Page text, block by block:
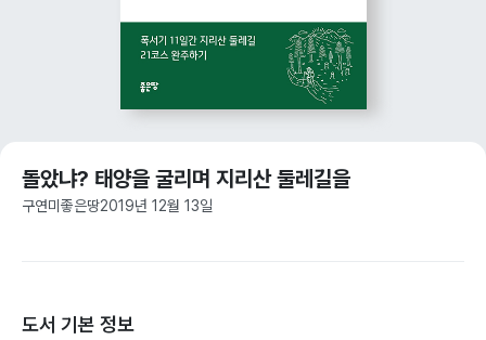
돌았냐? 태양을 굴리며 지리산 둘레길을
구연미 좋은땅2019년 12월 13일
도서 기본 정보